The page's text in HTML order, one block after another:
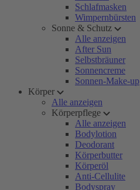
Schlafmasken
Wimpernbürsten
Sonne & Schutz
Alle anzeigen
After Sun
Selbstbräuner
Sonnencreme
Sonnen-Make-up
Körper
Alle anzeigen
Körperpflege
Alle anzeigen
Bodylotion
Deodorant
Körperbutter
Körperöl
Anti-Cellulite
Bodyspray